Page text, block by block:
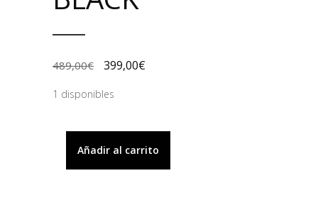
489,00€ 399,00€
1 disponibles
Añadir al carrito